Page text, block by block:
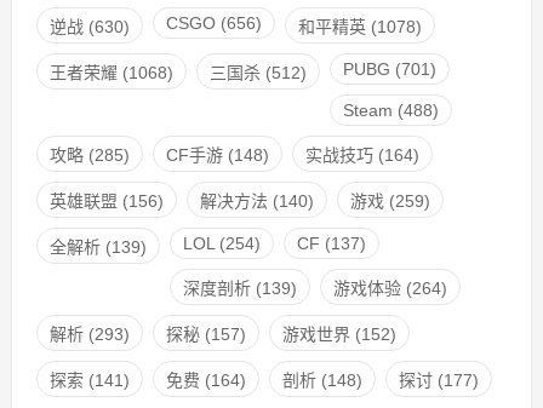
逆战(630) CSGO(656) 和平精英(1078)
王者荣耀 (1068) 三国杀(512) PUBG (701)
Steam (488)
攻略(285) CF手游(148) 实战技巧(164)
英雄联盟 (156) 解决方法 (140) 游戏(259)
全解析(139) LOL(254) CF (137)
深度剖析(139) 游戏体验(264)
解析(293) 探秘(157) 游戏世界(152)
探索 (141) 免费 (164) 剖析(148) 探讨(177)